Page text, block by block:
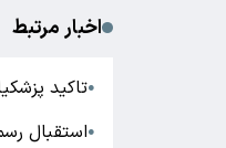
اخبار مرتبط
●تاکید
●استقبال